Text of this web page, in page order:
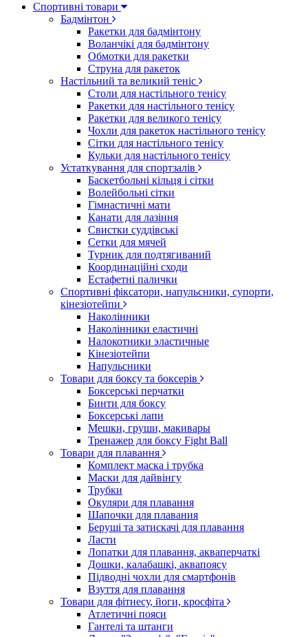
Спортивні товари
Бадмінтон
Ракетки для бадмінтону
Воланчікі для бадмінтону
Обмотки для ракетки
Струна для ракеток
Настільний та великий теніс
Столи для настільного тенісу
Ракетки для настільного тенісу
Ракетки для великого тенісу
Чохли для ракеток настільного тенісу
Сітки для настільного тенісу
Кульки для настільного тенісу
Устаткування для спортзалів
Баскетбольні кільця і сітки
Волейбольні сітки
Гімнастичні мати
Канати для лазіння
Свистки суддівські
Сетки для мячей
Турник для подтягиваний
Координаційні сходи
Естафетні палички
Спортивні фіксатори, напульсники, супорти,
кінезіотейпи
Наколінники
Наколінники еластичні
Налокотники эластичные
Кінезіотейпи
Напульсники
Товари для боксу та боксерів
Боксерські перчатки
Бинти для боксу
Боксерські лапи
Мешки, груши, макивары
Тренажер для боксу Fight Ball
Товари для плавання
Комплект маска і трубка
Маски для дайвінгу
Трубки
Окуляри для плавання
Шапочки для плавания
Беруші та затискачі для плавання
Ласти
Лопатки для плавання, акваперчаткі
Дошки, калабашкі, аквапоясу
Підводні чохли для смартфонів
Взуття для плавання
Товари для фітнесу, йоги, кросфіта
Атлетичні пояси
Гантелі та штанги